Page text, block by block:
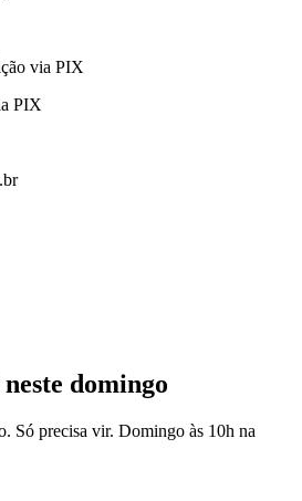
PIX
domingo
Só precisa vir. Domingo às 10h na